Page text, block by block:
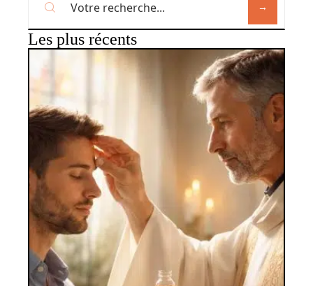
Les plus récents